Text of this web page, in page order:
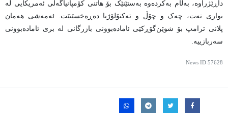
داڕێژراوە، بەڵام بەکردەوە بەستێنێک بۆ هاتنی کۆمپانیاگەلی ئەمریکایی لە
بواری نەت، چەک و چۆڵ و تەکنۆلۆژیا دەڕەخسێنێت. ئەمەشی هەمان
پلانی ترامپ بۆ شوێن‌گۆڕکێی ئامادەبوونی بازرگانی لە بری ئامادەبوونی
سەربازییە.
News ID 57628